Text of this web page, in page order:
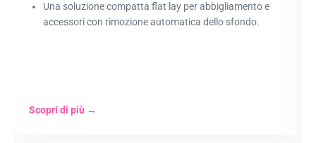
Una soluzione compatta flat lay per abbigliamento e
accessori con rimozione automatica dello sfondo.
Scopri di più →